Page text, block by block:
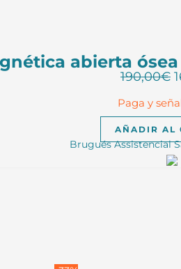
abierta
190,00€
Paga y
AÑADIR AL
Brugués Assistencial